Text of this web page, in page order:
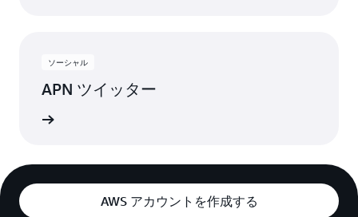
ソーシャル
APN ツイッター
AWS アカウントを作成する